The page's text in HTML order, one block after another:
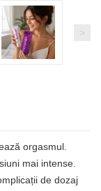
>
orgasmul.
mai intense.
de dozaj